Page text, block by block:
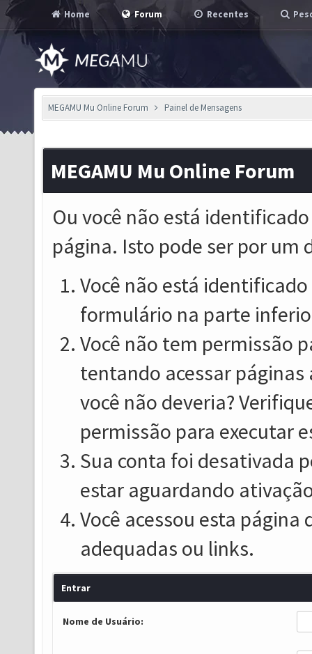
Home Forum Recentes
MEGAMU Mu Online Forum Painel de Mensagens
MEGAMU Mu Online Forum
Ou você não está
página. Isto pode ser por um
Você não está
formulário na parte
Você não tem permissão
tentando acessar
você não deveria?
permissão para executar
Sua conta foi desativada
estar aguardando
Você acessou esta
adequadas ou links.
Entrar
Nome de Usuário: